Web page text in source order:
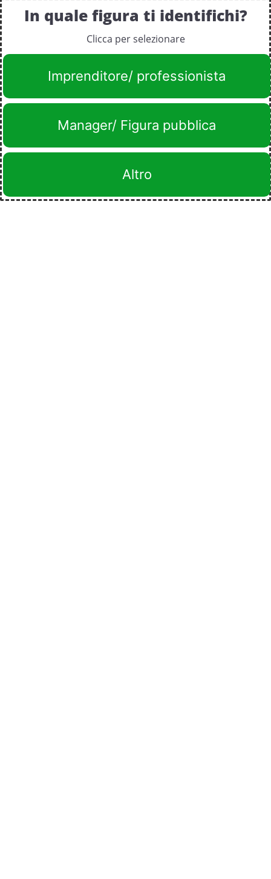
In quale figura ti identifichi?
Clicca per selezionare
Imprenditore/ professionista
Manager/ Figura pubblica
Altro